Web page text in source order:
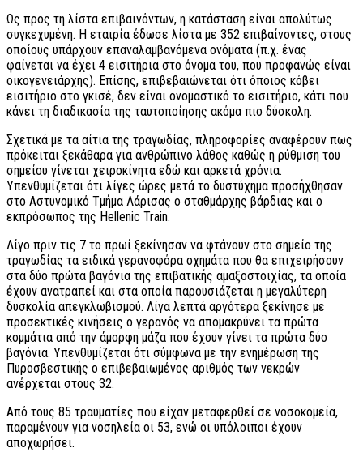
Ως προς τη λίστα επιβαινόντων, η κατάσταση είναι απολύτως
συγκεχυμένη. Η εταιρία έδωσε λίστα με 352 επιβαίνοντες, στους
οποίους υπάρχουν επαναλαμβανόμενα ονόματα (π.χ. ένας
φαίνεται να έχει 4 εισιτήρια στο όνομα του, που προφανώς είναι
οικογενειάρχης). Επίσης, επιβεβαιώνεται ότι όποιος κόβει
εισιτήριο στο γκισέ, δεν είναι ονομαστικό το εισιτήριο, κάτι που
κάνει τη διαδικασία της ταυτοποίησης ακόμα πιο δύσκολη.
Σχετικά με τα αίτια της τραγωδίας, πληροφορίες αναφέρουν πως
πρόκειται ξεκάθαρα για ανθρώπινο λάθος καθώς η ρύθμιση του
σημείου γίνεται χειροκίνητα εδώ και αρκετά χρόνια.
Υπενθυμίζεται ότι λίγες ώρες μετά το δυστύχημα προσήχθησαν
στο Αστυνομικό Τμήμα Λάρισας ο σταθμάρχης βάρδιας και ο
εκπρόσωπος της Hellenic Train.
Λίγο πριν τις 7 το πρωί ξεκίνησαν να φτάνουν στο σημείο της
τραγωδίας τα ειδικά γερανοφόρα οχημάτα που θα επιχειρήσουν
στα δύο πρώτα βαγόνια της επιβατικής αμαξοστοιχίας, τα οποία
έχουν ανατραπεί και στα οποία παρουσιάζεται η μεγαλύτερη
δυσκολία απεγκλωβισμού. Λίγα λεπτά αργότερα ξεκίνησε με
προσεκτικές κινήσεις ο γερανός να απομακρύνει τα πρώτα
κομμάτια από την άμορφη μάζα που έχουν γίνει τα πρώτα δύο
βαγόνια. Υπενθυμίζεται ότι σύμφωνα με την ενημέρωση της
Πυροσβεστικής ο επιβεβαιωμένος αριθμός των νεκρών
ανέρχεται στους 32.
Από τους 85 τραυματίες που είχαν μεταφερθεί σε νοσοκομεία,
παραμένουν για νοσηλεία οι 53, ενώ οι υπόλοιποι έχουν
αποχωρήσει.